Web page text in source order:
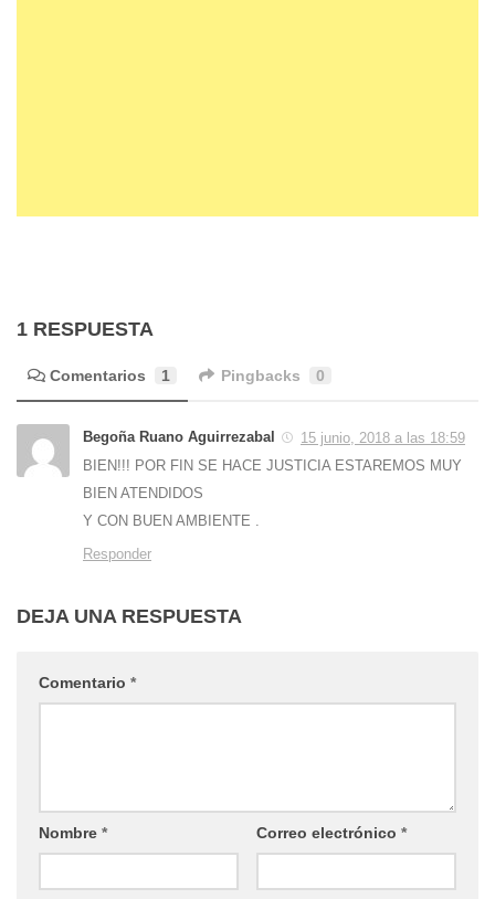
1 RESPUESTA
Comentarios 1 Pingbacks 0
Begoña Ruano Aguirrezabal
15 junio, 2018 a las 18:59
BIEN!!! POR FIN SE HACE JUSTICIA ESTAREMOS MUY
BIEN ATENDIDOS
Y CON BUEN AMBIENTE .
Responder
DEJA UNA RESPUESTA
Comentario *
Nombre * Correo electrónico *